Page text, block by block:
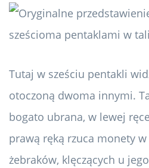
Tutaj w sześciu pentakli
otoczoną dwoma innymi.
bogato ubrana, w lewej
prawą ręką rzuca monety
żebraków, klęczących u